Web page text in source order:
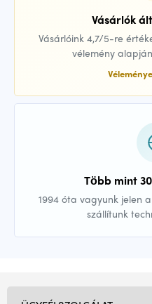
Vásárlók
Vásárlóink 4,7/5-re
vélemény
Több mint
1994 óta vagyunk jelen
szállítunk